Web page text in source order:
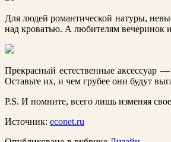
Для людей романтической натуры,
над кроватью. А любителям вечеринок
Прекрасный естественные аксессуар
Оставьте их, и чем грубее они будут
P.S. И помните, всего лишь изменяя
Источник: econet.ru